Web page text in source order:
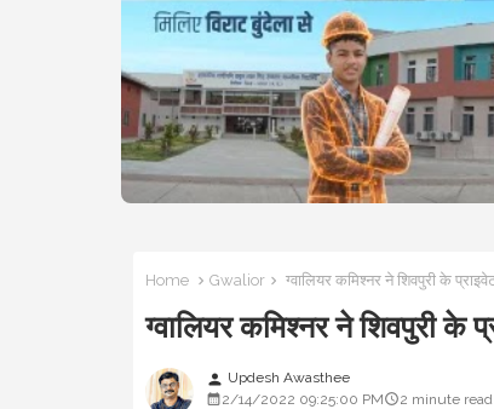
Home Gwalior ग्वालियर कमिश्नर ने शिवपुरी के
ग्वालियर कमिश्नर ने शिवपुरी के
person Updesh Awasthee
2/14/2022 09:25:00 PM
2 minute read